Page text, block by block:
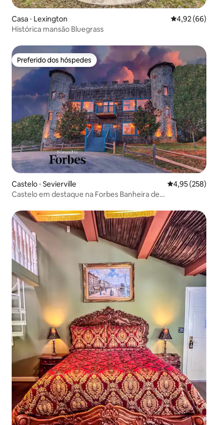
Casa ⋅ Lexington 4,92 de uma
4,92 (66)
Histórica mansão Bluegrass
Preferido dos hóspedes
Preferido dos hóspedes
Castelo ⋅ Sevierville 4,95 de uma
4,95 (258)
Castelo em destaque na Forbes Banheira de